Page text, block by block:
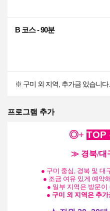
B 코스 - 90분
※ 구미 외 지역, 추가금 있습니다.
프로그램 추가
◎+ TOP
≫ 경북/대
● 구미 중심, 경북 및 대
● 조금 여유 있게 예약
● 일부 지역은 방문
● 구미 외 지역은 추